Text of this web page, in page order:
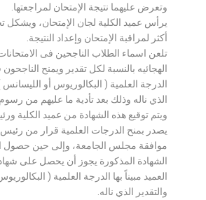
وتعرض عليهما نتيجة الإمتحان لمراجعتها.
يرأس عميد الكلية لجان الإمتحان، ويشكل
أكثر لمراقبة الإمتحان وإعداد النتيجة.
تلعن اسماء الطلاب الناجحين فى
الهجائيه بالنسبة لكل تقدير ويمنح
الدرجة العلمية ( البكالوريوس أو الليسانس )
الذي ناله وذلك بعد تأدية ما عليهم من
ويتم توقيع هذه الشهادة من عميد الكلية
يصدر بمنح الدرجات العلمية قرار من رئيس
موافقة مجلس الجامعة، وإلى حين حصول
الشهادة المذكورة يجوز أن يحصل على
العميد مبيناً بها الدرجة العلمية (
والتقدير الذي ناله.